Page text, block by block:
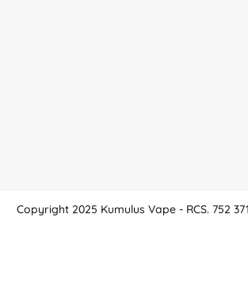
Copyright 2025 Kumulus Vape - RCS. 752